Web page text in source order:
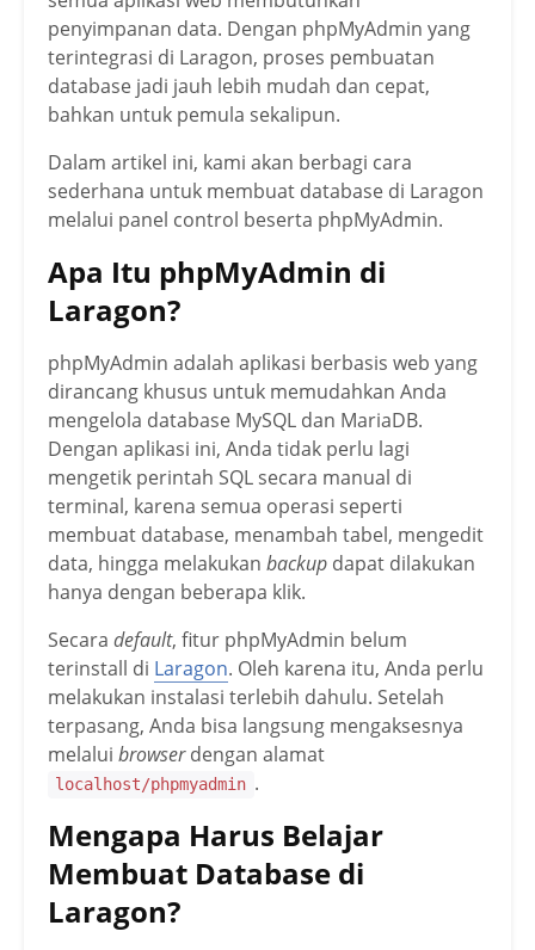
penyimpanan data. Dengan phpMyAdmin yang
terintegrasi di Laragon, proses pembuatan
database jadi jauh lebih mudah dan cepat,
bahkan untuk pemula sekalipun.
Dalam artikel ini, kami akan berbagi cara
sederhana untuk membuat database di Laragon
melalui panel control beserta phpMyAdmin.
Apa Itu phpMyAdmin di
Laragon?
phpMyAdmin adalah aplikasi berbasis web yang
dirancang khusus untuk memudahkan Anda
mengelola database MySQL dan MariaDB.
Dengan aplikasi ini, Anda tidak perlu lagi
mengetik perintah SQL secara manual di
terminal, karena semua operasi seperti
membuat database, menambah tabel, mengedit
data, hingga melakukan backup dapat dilakukan
hanya dengan beberapa klik.
Secara default, fitur phpMyAdmin belum
terinstall di Laragon. Oleh karena itu, Anda perlu
melakukan instalasi terlebih dahulu. Setelah
terpasang, Anda bisa langsung mengaksesnya
melalui browserdengan alamat
localhost/phpmyadmin .
Mengapa Harus Belajar
Membuat Database di
Laragon?